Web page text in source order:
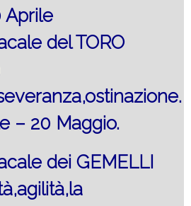
Aprile
del TORO
– 20 Maggio.
dei GEMELLI